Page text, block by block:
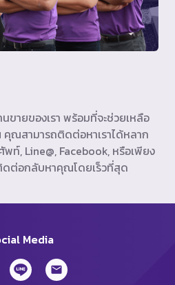
ขายของเรา พร้อมที่จะช่วยเหลือ
ณสามารถติดต่อหาเราได้หลาก
ท์, Line@, Facebook, หรือเพียง
ดต่อกลับหาคุณโดยเร็วที่สุด
Media